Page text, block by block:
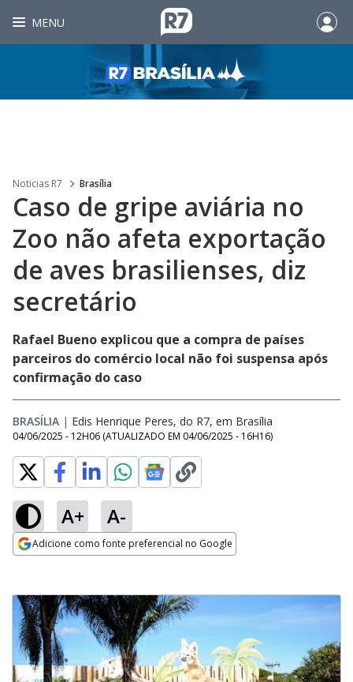
MENU
Noticias R7 Brasília
Caso de gripe aviária no
Zoo não afeta exportação
de aves brasilienses, diz
secretário
Rafael Bueno explicou que a compra de países
parceiros do comércio local não foi suspensa após
confirmação do caso
BRASÍLIA | Edis Henrique Peres, do R7, em Brasília
04/06/2025 - 12H06 (ATUALIZADO EM 04/06/2025 - 16H16)
A+ A-
Adicione como fonte preferencial no Google